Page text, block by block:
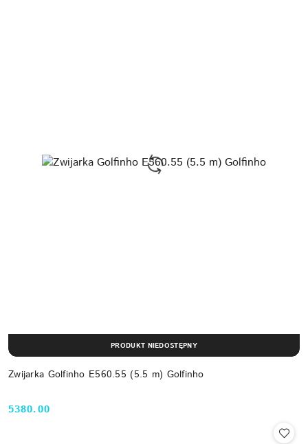
Zwijarka Golfinho E560.55 (5.5 m) Golfinho
Cena:
5380.00
PRODUKT NIEDOSTĘPNY